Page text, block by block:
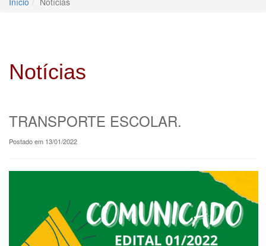
Notícias
TRANSPORTE ESCOLAR.
Postado em 13/01/2022